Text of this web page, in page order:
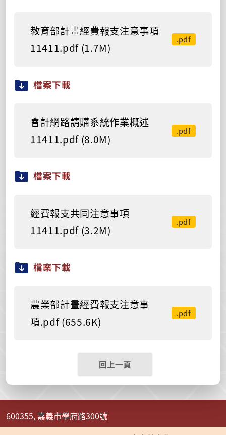
教育部計畫經費報支注意事項
11411.pdf (1.7M)
.pdf
檔案下載
會計網路請購系統作業概述
11411.pdf (8.0M)
.pdf
檔案下載
經費報支共同注意事項
11411.pdf (3.2M)
.pdf
檔案下載
農業部計畫經費報支注意事
項.pdf (655.6K)
.pdf
回上一頁
600355, 嘉義市學府路300號